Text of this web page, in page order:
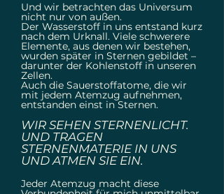
Und wir betrachten das Universum
nicht nur von außen.
Der Wasserstoff in uns entstand kurz
nach dem Urknall. Viele schwerere
Elemente, aus denen wir bestehen,
wurden später in Sternen gebildet –
darunter der Kohlenstoff in unseren
Zellen.
Auch die Sauerstoffatome, die wir
mit jedem Atemzug aufnehmen,
entstanden einst in Sternen.
WIR SEHEN STERNENLICHT.
UND TRAGEN
STERNENMATERIE IN UNS
UND ATMEN SIE EIN.
Jeder Atemzug macht diese